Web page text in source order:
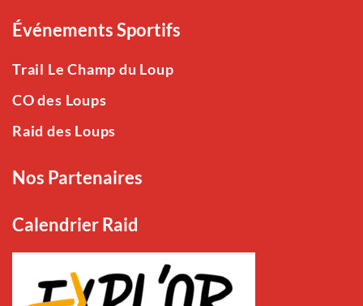
Événements Sportifs
Trail Le Champ du Loup
CO des Loups
Raid des Loups
Nos Partenaires
Calendrier Raid